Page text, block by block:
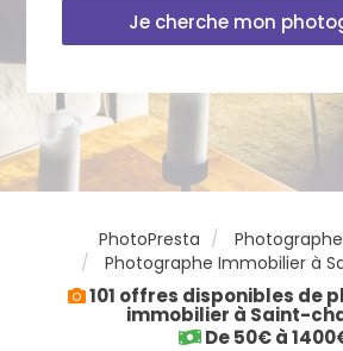
Je cherche mon
PhotoPresta
Photographe Immobilier à
101 offres disponibles de
immobilier à Saint-
De 50€ à